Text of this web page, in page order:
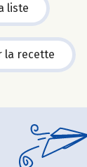
liste
la recette